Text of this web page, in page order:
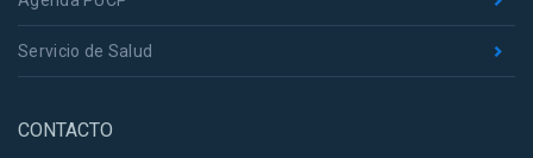
Servicio de Salud
CONTACTO